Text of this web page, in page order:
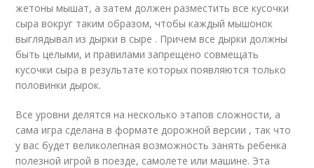
жетоны мышат, а затем должен разместить все кусочки
сыра вокруг таким образом, чтобы каждый мышонок
выглядывал из дырки в сыре . Причем все дырки должны
быть целыми, и правилами запрещено совмещать
кусочки сыра в результате которых появляются только
половинки дырок.
Все уровни делятся на несколько этапов сложности, а
сама игра сделана в формате дорожной версии , так что
у вас будет великолепная возможность занять ребенка
полезной игрой в поезде, самолете или машине. Эта